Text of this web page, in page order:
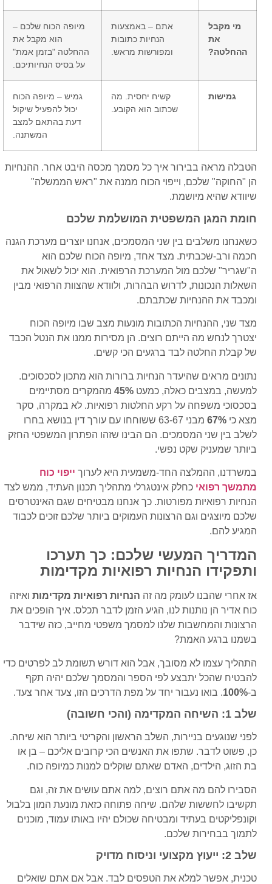
מי מקבל
את
ההחלטה?
אתם – באמצעות
הנחיות כתובות
ומפורשות מראש.
מיופה הכוח שלכם –
הוא מקבל את
ההחלטה "בזמן אמת"
על בסיס הנחיותיכם.
גמישות
קשיח יחסית. מה
שכתוב הוא הקובע.
גמיש – מיופה הכוח
יכול להפעיל שיקול
דעת בהתאם למצב
המשתנה.
הטבלה מראה בבירור איך כל מסמך מכסה היבט אחר. ההנחיות
הן "החוקה" שלכם, וייפוי הכוח ממנה את "ראש הממשלה"
שיוודא שהיא מיושמת.
חומת המגן המשפטית המושלמת שלכם
כשאנחנו משלבים בין שני המסמכים, אנחנו יוצרים מערכת הגנה
חכמה ורב-שכבתית. מצד אחד, מיופה הכוח שלכם הוא
ה"שגריר" שלכם מול המערכת הרפואית. הוא יכול לשאול את
השאלות הנכונות, לדרוש הבהרות, ולוודא שהצוות הרפואי מבין
ומכבד את ההנחיות שכתבתם.
מצד שני, ההנחיות הכתובות מונעות מצב שבו מיופה הכוח
יצטרך לנחש מה הייתם רוצים. הן מסירות ממנו את הנטל הכבד
של קבלת החלטה לבד ברגעים הכי קשים.
נתונים מראים שהיעדר הנחיות ברורות הוא מתכון לסכסוכים.
למעשה, במצבים כאלה, כמעט 45% מהמקרים מסתיימים
בסכסוכי משפחה על רקע החלטות רפואיות. לא במקרה, סקר
מצא כי 67%
מבני 63-67 ששוחחו עם עורך דין בנושא בחרו
לשלב בין שני המסמכים. הם הבינו שזהו הפתרון המשפטי החזק
ביותר שמעניק שקט נפשי.
במשרדנו, ההמלצה החד-משמעית היא לערוך ייפוי כוח
מתמשך רפואי כחלק אינטגרלי מתהליך תכנון העתיד, ממש לצד
הנחיות רפואיות מפורטות. כך אנחנו מבטיחים שגם האינטרסים
שלכם מיוצגים וגם הרצונות העמוקים ביותר שלכם זוכים לכבוד
המגיע להם.
המדריך המעשי שלכם: כך תערכו
ותפקידו הנחיות רפואיות מקדימות
אז אחרי שהבנו לעומק מה זה הנחיות רפואיות מקדימות ואיזה
כוח אדיר הן נותנות לנו, הגיע הזמן לדבר תכלס. איך הופכים את
הרצונות והמחשבות שלנו למסמך משפטי מחייב, כזה שידבר
בשמנו ברגע האמת?
התהליך עצמו לא מסובך, אבל הוא דורש תשומת לב לפרטים כדי
להבטיח שהכל יתבצע לפי הספר והמסמך שלכם יהיה תקף
ב-100%. בואו נעבור יחד על מפת הדרכים הזו, צעד אחר צעד.
שלב 1: השיחה המקדימה (והכי חשובה)
לפני שנוגעים בניירות, השלב הראשון והקריטי ביותר הוא שיחה.
כן, פשוט לדבר. שתפו את האנשים הכי קרובים אליכם – בן או
בת הזוג, הילדים, האדם שאתם שוקלים למנות כמיופה כוח.
הסבירו להם מה אתם רוצים, למה אתם עושים את זה, וגם
תקשיבו לחששות שלהם. שיחה פתוחה כזאת מונעת המון בלבול
וקונפליקטים בעתיד ומבטיחה שכולם יהיו באותו עמוד, מוכנים
לתמוך בבחירות שלכם.
שלב 2: ייעוץ מקצועי וניסוח מדויק
טכנית, אפשר למלא את הטפסים לבד. אבל אם אתם שואלים